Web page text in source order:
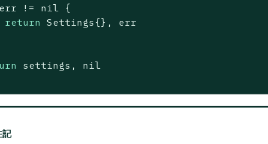
!= nil
{
return Settings{}, err
settings, nil